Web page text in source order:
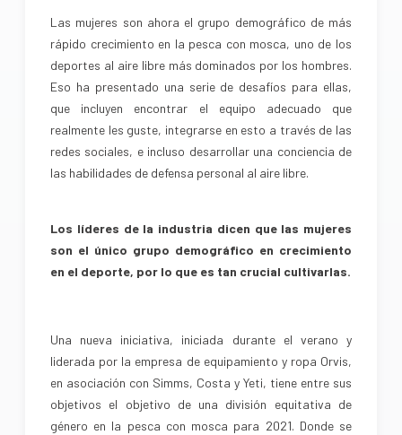
Las mujeres son ahora el grupo demográfico de más
rápido crecimiento en la pesca con mosca, uno de los
deportes al aire libre más dominados por los hombres.
Eso ha presentado una serie de desafíos para ellas,
que incluyen encontrar el equipo adecuado que
realmente les guste, integrarse en esto a través de las
redes sociales, e incluso desarrollar una conciencia de
las habilidades de defensa personal al aire libre.
Los líderes de la industria dicen que las mujeres
son el único grupo demográfico en crecimiento
en el deporte, por lo que es tan crucial cultivarlas.
Una nueva iniciativa, iniciada durante el verano y
liderada por la empresa de equipamiento y ropa Orvis,
en asociación con Simms, Costa y Yeti, tiene entre sus
objetivos el objetivo de una división equitativa de
género en la pesca con mosca para 2021. Donde se